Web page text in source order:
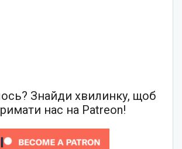
Знайди хвилинку, щоб
нас на Patreon!